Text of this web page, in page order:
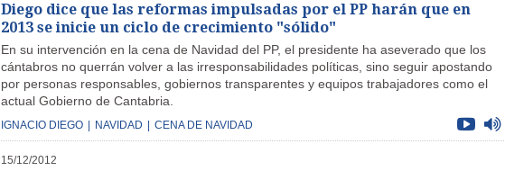
Diego dice que las reformas impulsadas por el PP harán que en
2013 se inicie un ciclo de crecimiento "sólido"
En su intervención en la cena de Navidad del PP, el presidente ha aseverado que los
cántabros no querrán volver a las irresponsabilidades políticas, sino seguir apostando
por personas responsables, gobiernos transparentes y equipos trabajadores como el
actual Gobierno de Cantabria.
IGNACIO DIEGO NAVIDAD CENA DE NAVIDAD
15/12/2012